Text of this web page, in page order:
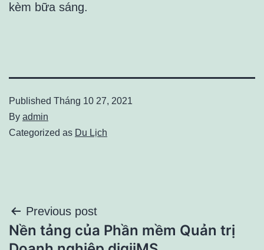
kèm bữa sáng.
Published Tháng 10 27, 2021
By admin
Categorized as Du Lịch
Điều
hướng
Previous post
Nền tảng của Phần mềm Quản trị